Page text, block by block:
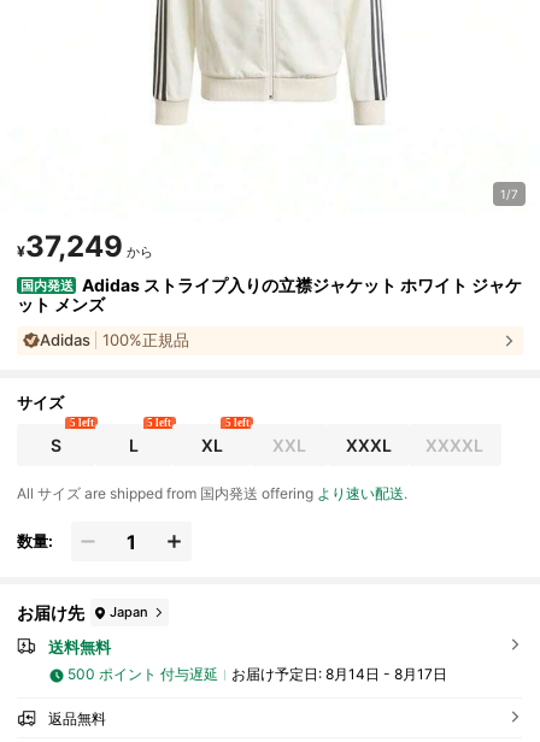
1/7
¥37,249 から
国内発送 Adidas ストライプ入りの立襟ジャケット ホワイト ジャケ
ット メンズ
Adidas 100%正規品
サイズ
S
5 left
L
5 left
XL
5 left
XXL XXXL XXXXL
All サイズ are shipped from 国内発送 offering より速い配送.
数量:
お届け先 Japan
送料無料
500 ポイント 付与遅延 お届け予定日: 8月14日 - 8月17日
返品無料